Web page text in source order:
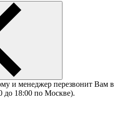
и менеджер перезвонит Вам в
до 18:00 по Москве).